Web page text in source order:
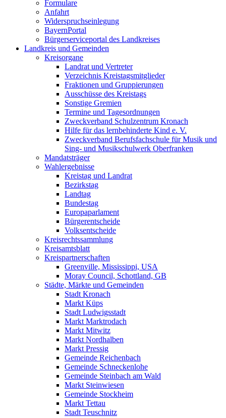
Formulare
Anfahrt
Widerspruchseinlegung
BayernPortal
Bürgerserviceportal des Landkreises
Landkreis und Gemeinden
Kreisorgane
Landrat und Vertreter
Verzeichnis Kreistagsmitglieder
Fraktionen und Gruppierungen
Ausschüsse des Kreistags
Sonstige Gremien
Termine und Tagesordnungen
Zweckverband Schulzentrum Kronach
Hilfe für das lernbehinderte Kind e. V.
Zweckverband Berufsfachschule für Musik und
Sing- und Musikschulwerk Oberfranken
Mandatsträger
Wahlergebnisse
Kreistag und Landrat
Bezirkstag
Landtag
Bundestag
Europaparlament
Bürgerentscheide
Volksentscheide
Kreisrechtssammlung
Kreisamtsblatt
Kreispartnerschaften
Greenville, Mississippi, USA
Moray Council, Schottland, GB
Städte, Märkte und Gemeinden
Stadt Kronach
Markt Küps
Stadt Ludwigsstadt
Markt Marktrodach
Markt Mitwitz
Markt Nordhalben
Markt Pressig
Gemeinde Reichenbach
Gemeinde Schneckenlohe
Gemeinde Steinbach am Wald
Markt Steinwiesen
Gemeinde Stockheim
Markt Tettau
Stadt Teuschnitz